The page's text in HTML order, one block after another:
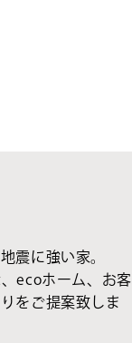
震に強い家。
ecoホーム、お客
をご提案致しま